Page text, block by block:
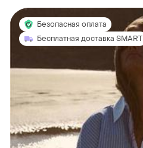
Безопасная оплата
Бесплатная доставка SMART